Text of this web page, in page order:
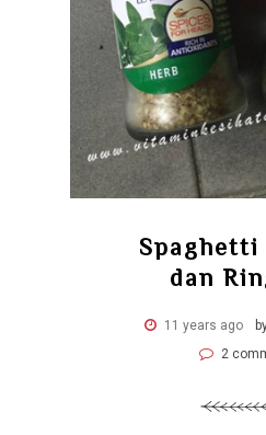
Spaghetti
dan
11 years ago
2